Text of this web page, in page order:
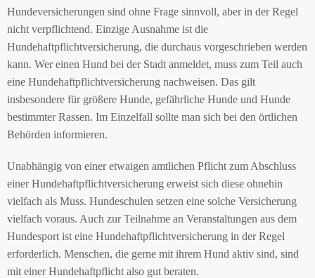
Hundeversicherungen sind ohne Frage sinnvoll, aber in der Regel
nicht verpflichtend. Einzige Ausnahme ist die
Hundehaftpflichtversicherung, die durchaus vorgeschrieben werden
kann. Wer einen Hund bei der Stadt anmeldet, muss zum Teil auch
eine Hundehaftpflichtversicherung nachweisen. Das gilt
insbesondere für größere Hunde, gefährliche Hunde und Hunde
bestimmter Rassen. Im Einzelfall sollte man sich bei den örtlichen
Behörden informieren.
Unabhängig von einer etwaigen amtlichen Pflicht zum Abschluss
einer Hundehaftpflichtversicherung erweist sich diese ohnehin
vielfach als Muss. Hundeschulen setzen eine solche Versicherung
vielfach voraus. Auch zur Teilnahme an Veranstaltungen aus dem
Hundesport ist eine Hundehaftpflichtversicherung in der Regel
erforderlich. Menschen, die gerne mit ihrem Hund aktiv sind, sind
mit einer Hundehaftpflicht also gut beraten.